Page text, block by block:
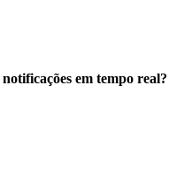
notificações em tempo real?